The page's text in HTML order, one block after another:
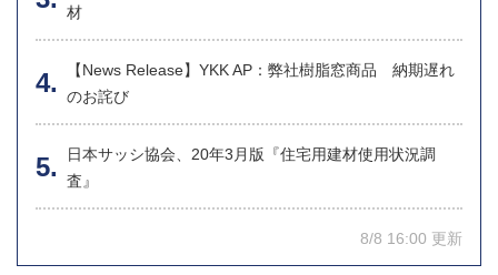
材
【News Release】YKK AP：弊社樹脂窓商品 納期遅れ
のお詫び
日本サッシ協会、20年3月版『住宅用建材使用状況調
査』
8/8 16:00 更新